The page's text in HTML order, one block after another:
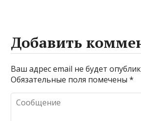
Добавить
Ваш адрес email не будет
Обязательные поля помечены*